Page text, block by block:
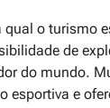
qual o turismo
de
do mundo.
esportiva e